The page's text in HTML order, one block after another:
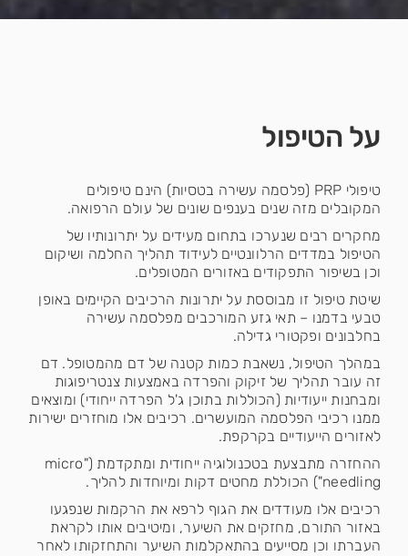
על הטיפול
טיפולי PRP (פלסמה עשירה בטסיות) הינם טיפולים
המקובלים מזה שנים בענפים שונים של עולם הרפואה.
מחקרים רבים שנערכו בתחום מעידים על יתרונותיו של
הטיפול במדדים הרלוונטיים לעידוד תהליך החלמה ושיקום
וכן בשיפור התפקודים באזורים המטופלים.
שיטת טיפול זו מבוססת על יתרונות הרכיבים הקיימים באופן
טבעי בדמנו – תאי גזע המורכבים מפלסמה עשירה
בחלבונים ופקטורי גדילה.
במהלך הטיפול, נשאבת כמות קטנה של דם מהמטופל. דם
זה עובר תהליך של זיקוק והפרדה באמצעות צנטריפוגות
ומבחנות ייעודיות (הכוללות בתוכן ג'ל הפרדה ייחודי) ומוצאים
ממנו רכיבי הפלסמה המועשרים. רכיבים אלו מוחזרים ישירות
לאזורים הייעודיים בקרקפת.
ההחזרה מתבצעת בטכנולוגיה ייחודית ומתקדמת ("micro
needling") הכוללת מחטים דקות ומיוחדות להליך.
רכיבים אלו מעודדים את הגוף לרפא את הרקמות שנפגעו
באזור התורם, מחזקים את השיער, ומיטיבים אותו לקראת
העברתו וכן מסייעים בהתאקלמות השיער והתחזקותו לאחר